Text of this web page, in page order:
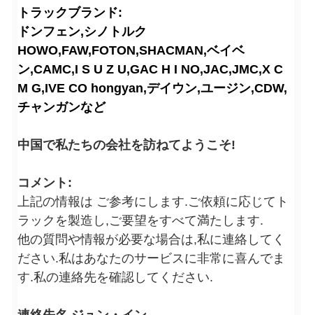
トラックブランド:
ドンフェン,シノトルク
HOWO,FAW,FOTON,SHACMAN,ベイベ
ン,CAMC,I S U Z U,GAC H I NO,JAC,JMC,X C
M G,IVE CO hongyan,デイウン,ユージン,CDW,
チャンガンなど
中国で私たちの会社を訪ねてようこそ!
コメント:
上記の情報は ご参考にします.ご依頼に応じてト
ラックを製造し,ご要望をすべて満たします.
他の質問や情報が必要な場合は,私に連絡してく
ださい.私はあなたのサービスに非常に喜んでま
す.私の連絡先を確認してください.